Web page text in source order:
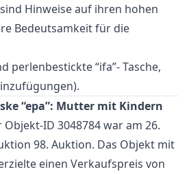
Hinweise auf ihren hohen
Bedeutsamkeit für die
perlenbestickte “ifa”- Tasche,
“epa”: Mutter mit Kindern
Objekt-ID 3048784 war am 26.
98. Auktion. Das Objekt mit
einen Verkaufspreis von